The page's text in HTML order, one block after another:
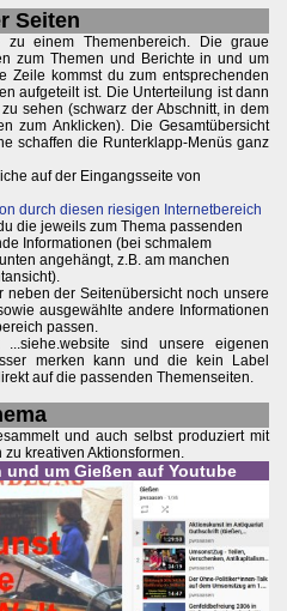
Seiten
einem Themenbereich. Die graue
zum Themen und Berichte in und um
Zeile kommst du zum entsprechenden
aufgeteilt ist. Die Unterteilung ist dann
sehen (schwarz der Abschnitt, in dem
zum Anklicken). Die Gesamtübersicht
schaffen die Runterklapp-Menüs ganz
auf der Eingangsseite von
durch diesen riesigen Internetbereich
die jeweils zum Thema passenden
Informationen (bei schmalem
angehängt, z.B. am manchen
der Seitenübersicht noch unsere
ausgewählte andere Informationen
passen.
sind unsere eigenen
merken kann und die kein Label
auf die passenden Themenseiten.
und auch selbst produziert mit
kreativen Aktionsformen.
um Gießen auf Youtube